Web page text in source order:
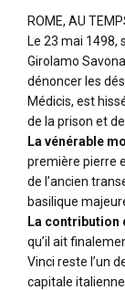
ROME, AU
Le 23 mai 1498,
Girolamo
dénoncer les
Médicis, est
de la prison et
La vénérable
première pierre
de l’ancien
basilique
La contribution
qu’il ait
Vinci reste l’un
capitale italienne.